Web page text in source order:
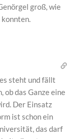
groß, wie
steht und fällt
ob das Ganze eine
Der Einsatz
ist schon ein
das darf